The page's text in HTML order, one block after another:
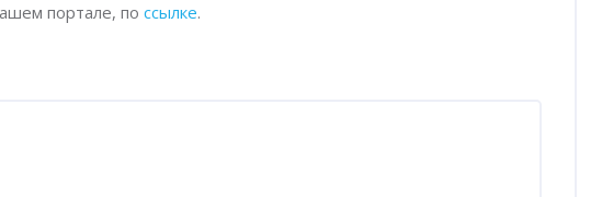
портале, по ссылке.